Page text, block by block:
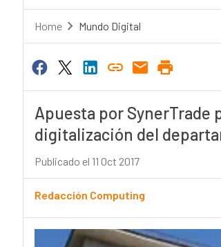
Home Mundo Digital
Apuesta por SynerTrade
digitalización del
Publicado el 11 Oct 2017
Redacción Computing